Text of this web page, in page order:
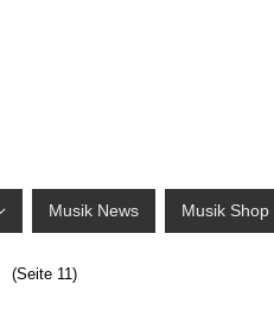
Musik News Musik Shop
(Seite 11)